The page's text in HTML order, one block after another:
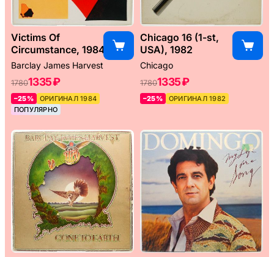
Victims Of
Circumstance, 1984
Barclay James Harvest
17801335 ₽
–25%
ОРИГИНАЛ 1984
ПОПУЛЯРНО
Chicago 16 (1-st,
USA), 1982
Chicago
17801335 ₽
–25% ОРИГИНАЛ 1982